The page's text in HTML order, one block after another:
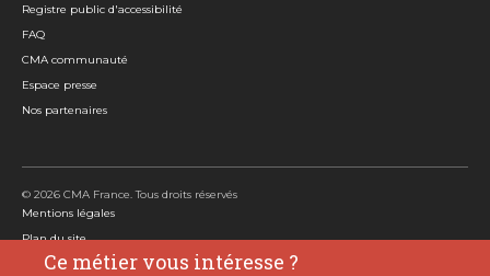
Ce métier vous intéresse ?
Registre public d'accessibilité
FAQ
CMA communauté
Espace presse
Nos partenaires
© 2026 CMA France. Tous droits réservés
Mentions légales
Plan du site
Politique de protection des données